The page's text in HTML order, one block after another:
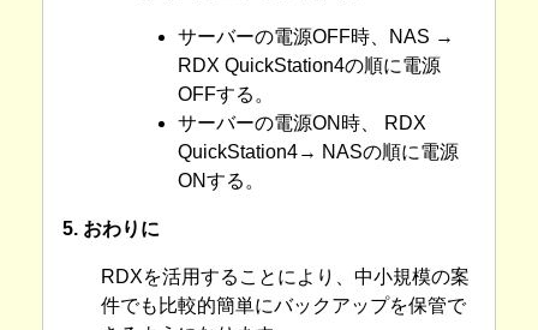
サーバーの電源OFF時、NAS →
RDX QuickStation4の順に電源
OFFする。
サーバーの電源ON時、 RDX
QuickStation4→ NASの順に電源
ONする。
5. おわりに
RDXを活用することにより、中小規模の案
件でも比較的簡単にバックアップを保管で